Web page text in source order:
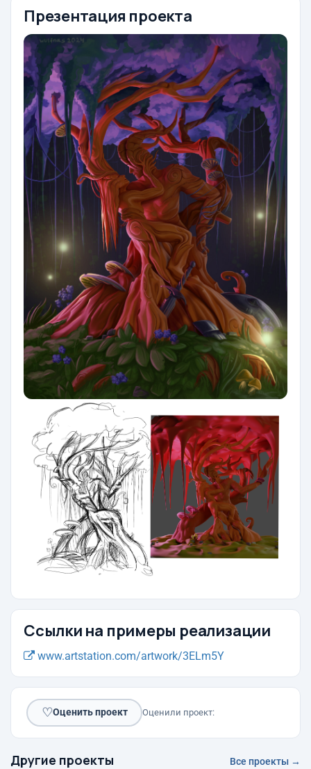
Презентация проекта
Ссылки на примеры реализации
www.artstation.com/artwork/3ELm5Y
♡Оценить проект Оценили проект:
Другие проекты Все проекты →